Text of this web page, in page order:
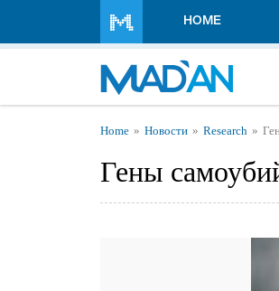
HOME
You are here
Home Новости Research
Гены